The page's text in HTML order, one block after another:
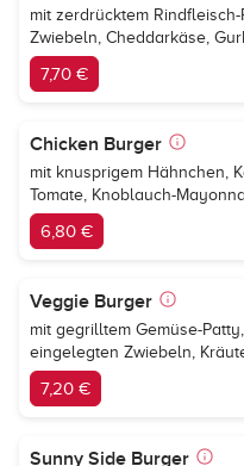
mit zerdrücktem
Zwiebeln, Cheddarkäse,
7,70 €
Chicken Burger
mit knusprigem Hähnchen,
Tomate, Knoblauch-
6,80 €
Veggie Burger
mit gegrilltem Gemüse-
eingelegten Zwiebeln,
7,20 €
Sunny Side Burger